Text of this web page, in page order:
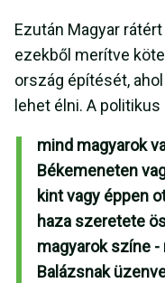
Ezután Magyar
ezekből merítve
ország építését,
lehet élni. A
mind magyarok
Békemeneten
kint vagy éppen
haza szeretete
magyarok színe -
Balázsnak